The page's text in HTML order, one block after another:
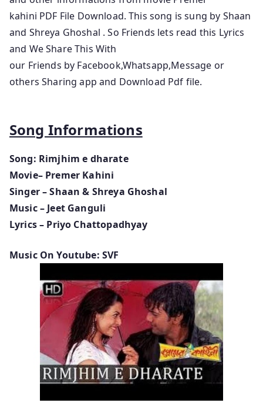
kahini PDF File Download. This song is sung by Shaan
and Shreya Ghoshal . So Friends lets read this Lyrics
and We Share This With
our Friends by Facebook,Whatsapp,Message or
others Sharing app and Download Pdf file.
Song Informations
Song: Rimjhim e dharate
Movie– Premer Kahini
Singer – Shaan & Shreya Ghoshal
Music – Jeet Ganguli
Lyrics – Priyo Chattopadhyay
Music On Youtube: SVF